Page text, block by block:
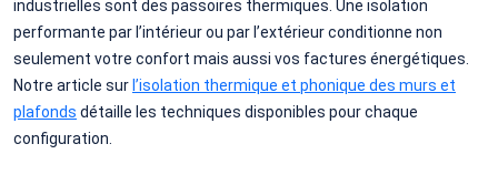
industrielles sont des passoires thermiques. Une isolation
performante par l’intérieur ou par l’extérieur conditionne non
seulement votre confort mais aussi vos factures énergétiques.
Notre article surl’isolation thermique et phonique des murs et
plafonds détaille les techniques disponibles pour chaque
configuration.